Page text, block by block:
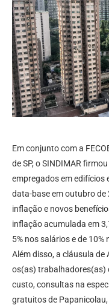
Em conjunto com a
de SP, o SINDIMAR
empregados em edifícios
data-base em outubro
inflação e novos
inflação acumulada em
5% nos salários e de
Além disso, a cláusula de
os(as) trabalhadores(as)
custo, consultas na
gratuitos de